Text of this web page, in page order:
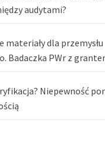
audytami?
materiały dla przemysłu
Badaczka PWr z
Niepewność